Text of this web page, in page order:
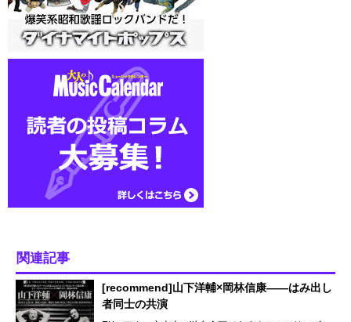
関連記事
[recommend]山下洋輔×岡林信康――はみ出し
者同士の共演